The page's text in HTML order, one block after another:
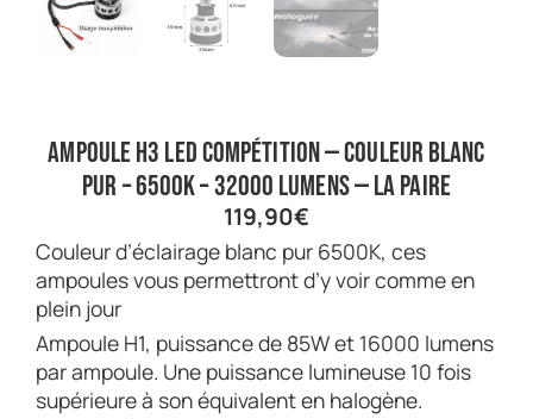
Ampoule H3 LED Compétition — Couleur Blanc
pur – 6500K – 32000 lumens — La Paire
119,90€
Couleur d’éclairage blanc pur 6500K, ces
ampoules vous permettront d’y voir comme en
plein jour
Ampoule H1, puissance de 85W et 16000 lumens
par ampoule. Une puissance lumineuse 10 fois
supérieure à son équivalent en halogène.